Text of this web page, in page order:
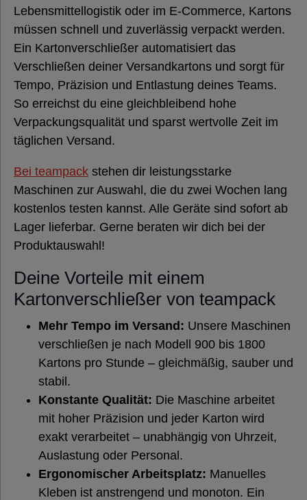
Papierpolstermaschine
Kartonaufrichter
Hygieneprodukte
%
Sale
%
Verpackung
Lebensmittellogistik oder im E-Commerce, Kartons
müssen schnell und zuverlässig verpackt werden.
Ein Kartonverschließer automatisiert das
Verschließen deiner Versandkartons und sorgt für
Tempo, Präzision und Entlastung deines Teams.
So erreichst du eine gleichbleibend hohe
Verpackungsqualität und sparst wertvolle Zeit im
täglichen Versand.
Bei teampack stehen dir leistungsstarke
Maschinen zur Auswahl, die du zwei Wochen lang
kostenlos testen kannst. Alle Geräte sind sofort ab
Lager lieferbar. Gerne beraten wir dich bei der
Produktauswahl!
Deine Vorteile mit einem
Kartonverschließer von teampack
Mehr Tempo im Versand: Unsere Maschinen
verschließen je nach Modell 900 bis 1800
Kartons pro Stunde – gleichmäßig, sauber und
stabil.
Konstante Qualität: Die Maschine arbeitet
mit hoher Präzision und jeder Karton wird
exakt verarbeitet – unabhängig von Uhrzeit,
Auslastung oder Personal.
Ergonomischer Arbeitsplatz: Manuelles
Kleben ist anstrengend und monoton. Ein